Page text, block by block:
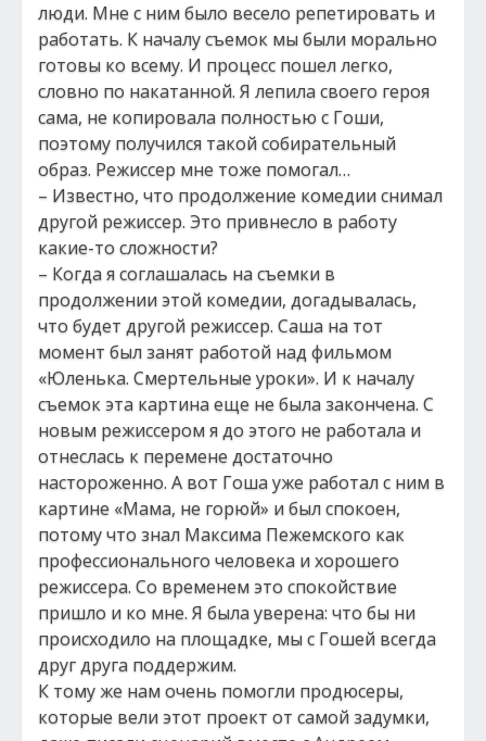
люди. Мне с ним было весело репетировать и
работать. К началу съемок мы были морально
готовы ко всему. И процесс пошел легко,
словно по накатанной. Я лепила своего героя
сама, не копировала полностью с Гоши,
поэтому получился такой собирательный
образ. Режиссер мне тоже помогал…
– Известно, что продолжение комедии снимал
другой режиссер. Это привнесло в работу
какие-то сложности?
– Когда я соглашалась на съемки в
продолжении этой комедии, догадывалась,
что будет другой режиссер. Саша на тот
момент был занят работой над фильмом
«Юленька. Смертельные уроки». И к началу
съемок эта картина еще не была закончена. С
новым режиссером я до этого не работала и
отнеслась к перемене достаточно
настороженно. А вот Гоша уже работал с ним в
картине «Мама, не горюй» и был спокоен,
потому что знал Максима Пежемского как
профессионального человека и хорошего
режиссера. Со временем это спокойствие
пришло и ко мне. Я была уверена: что бы ни
происходило на площадке, мы с Гошей всегда
друг друга поддержим.
К тому же нам очень помогли продюсеры,
которые вели этот проект от самой задумки,